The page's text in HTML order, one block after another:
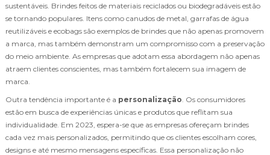
sustentáveis. Brindes feitos de materiais reciclados ou biodegradáveis estão
se tornando populares. Itens como canudos de metal, garrafas de água
reutilizáveis e ecobags são exemplos de brindes que não apenas promovem
a marca, mas também demonstram um compromisso com a preservação
do meio ambiente. As empresas que adotam essa abordagem não apenas
atraem clientes conscientes, mas também fortalecem sua imagem de
marca.
Outra tendência importante é a personalização . Os consumidores
estão em busca de experiências únicas e produtos que reflitam sua
individualidade. Em 2023, espera-se que as empresas ofereçam brindes
cada vez mais personalizados, permitindo que os clientes escolham cores,
designs e até mesmo mensagens específicas. Essa personalização não